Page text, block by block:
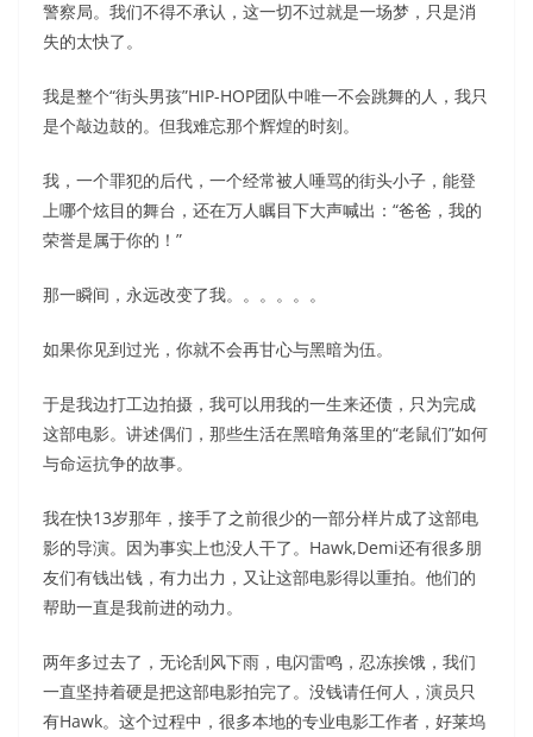
警察局。我们不得不承认，这一切不过就是一场梦，只是消
失的太快了。
我是整个“街头男孩”HIP-HOP团队中唯一不会跳舞的人，我只
是个敲边鼓的。但我难忘那个辉煌的时刻。
我，一个罪犯的后代，一个经常被人唾骂的街头小子，能登
上哪个炫目的舞台，还在万人瞩目下大声喊出：“爸爸，我的
荣誉是属于你的！”
那一瞬间，永远改变了我。。。。。。
如果你见到过光，你就不会再甘心与黑暗为伍。
于是我边打工边拍摄，我可以用我的一生来还债，只为完成
这部电影。讲述偶们，那些生活在黑暗角落里的“老鼠们”如何
与命运抗争的故事。
我在快13岁那年，接手了之前很少的一部分样片成了这部电
影的导演。因为事实上也没人干了。Hawk,Demi还有很多朋
友们有钱出钱，有力出力，又让这部电影得以重拍。他们的
帮助一直是我前进的动力。
两年多过去了，无论刮风下雨，电闪雷鸣，忍冻挨饿，我们
一直坚持着硬是把这部电影拍完了。没钱请任何人，演员只
有Hawk。这个过程中，很多本地的专业电影工作者，好莱坞